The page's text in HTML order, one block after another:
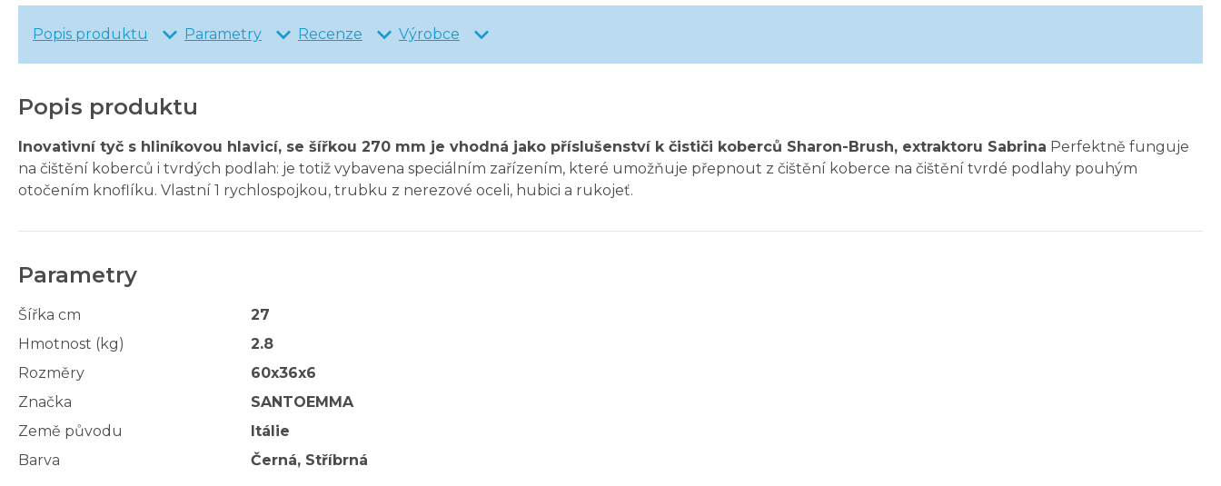
Popis produktu Parametry Recenze Výrobce
Popis produktu
Inovativní tyč s hliníkovou hlavicí, se šířkou 270 mm je vhodná jako příslušenství k čističi koberců Sharon-Brush, extraktoru Sabrina Perfektně funguje
na čištění koberců i tvrdých podlah: je totiž vybavena speciálním zařízením, které umožňuje přepnout z čištění koberce na čištění tvrdé podlahy pouhým
otočením knoflíku. Vlastní 1 rychlospojkou, trubku z nerezové oceli, hubici a rukojeť.
Parametry
Šířka cm
27
Hmotnost (kg)
2.8
Rozměry
60x36x6
Značka
SANTOEMMA
Země původu
Itálie
Barva
Černá, Stříbrná